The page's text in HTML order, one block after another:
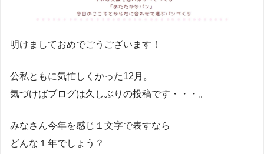
明けましておめでごうございます！
公私ともに気忙しくかった12月。
気づけばブログは久しぶりの投稿です・・・。
みなさん今年を感じ１文字で表すなら
どんな１年でしょう？